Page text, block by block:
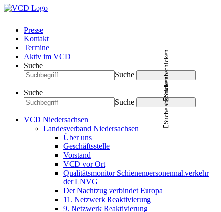
Presse
Kontakt
Termine
Aktiv im VCD
Suche
Suche
Suche abschicken
Suche
Suche
Suche abschicken
VCD Niedersachsen
Landesverband Niedersachsen
Über uns
Geschäftsstelle
Vorstand
VCD vor Ort
Qualitätsmonitor Schienenpersonennahverkehr
der LNVG
Der Nachtzug verbindet Europa
11. Netzwerk Reaktivierung
9. Netzwerk Reaktivierung